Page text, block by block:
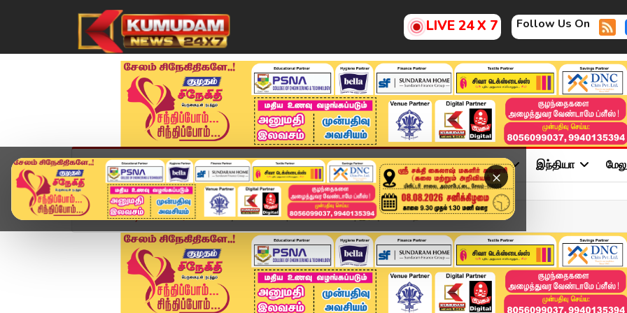
LIVE 24 X 7 Follow Us On
×
முகப்பு விளையாட்டு அண்மை தமிழ்நாடு சினிமா அரசியல் விளையாட்டு இந்தியா
Home வீடியோ ஸ்டோரி Today Headlines | 27 MAY 2026 | இரவு 8 மணி தலைப...